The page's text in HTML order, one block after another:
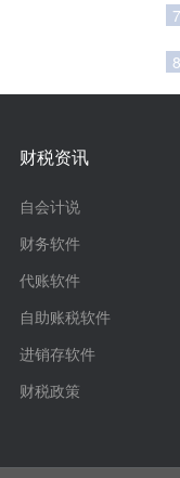
7
8
财税资讯
自会计说
财务软件
代账软件
自助账税软件
进销存软件
财税政策